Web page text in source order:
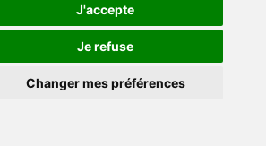
J'accepte
Je refuse
Changer mes préférences
J'accepte
Je refuse
Changer mes préférences